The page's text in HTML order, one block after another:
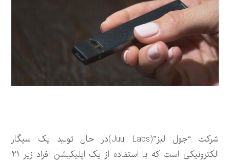
شرکت “جول لبز”(Juul Labs)در حال تولید یک سیگار
الکترونیکی است که با استفاده از یک اپلیکیشن افراد زیر ۲۱